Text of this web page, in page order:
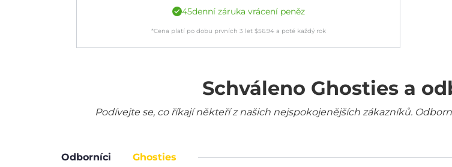
45denní záruka vrácení peněz
*Cena platí po dobu prvních 3 let $56.94a poté každý rok
Schváleno Ghosties a
Podívejte se, co říkají někteří z našich nejspokojenějších zákazníků.
Odborníci Ghosties